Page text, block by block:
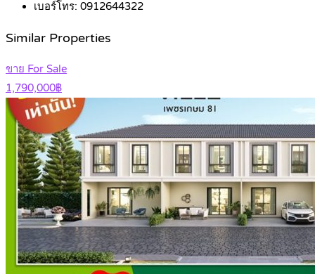
เบอร์โทร: 0912644322
Similar Properties
ขาย For Sale
1,790,000฿